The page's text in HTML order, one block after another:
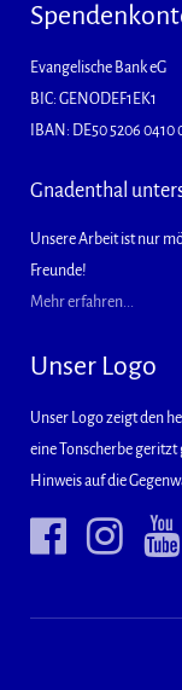
Evangelische Bank eG
BIC: GENODEF1EK1
IBAN: DE50 5206 0410
Gnadenthal
Unsere Arbeit ist nur
Freunde!
Mehr erfahren...
Unser Logo
Unser Logo zeigt den
eine Tonscherbe
Hinweis auf die